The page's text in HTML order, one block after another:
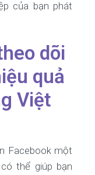
của bạn phát
dõi
quả
Việt
Facebook một
thể giúp bạn